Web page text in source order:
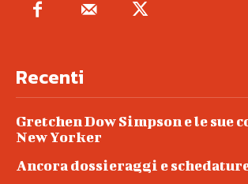
Recenti
Gretchen Dow Simpson e le sue
New Yorker
Ancora dossieraggi e